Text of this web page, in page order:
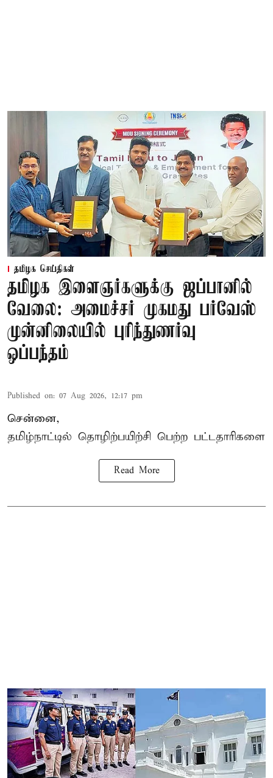
தமிழக செய்திகள்
தமிழக இளைஞர்களுக்கு ஜப்பானில்
வேலை: அமைச்சர் முகமது பர்வேஸ்
முன்னிலையில் புரிந்துணர்வு
ஒப்பந்தம்
Published on: 07 Aug 2026, 12:17 pm
சென்னை,
தமிழ்நாட்டில் தொழிற்பயிற்சி பெற்ற பட்டதாரிகளை
Read More